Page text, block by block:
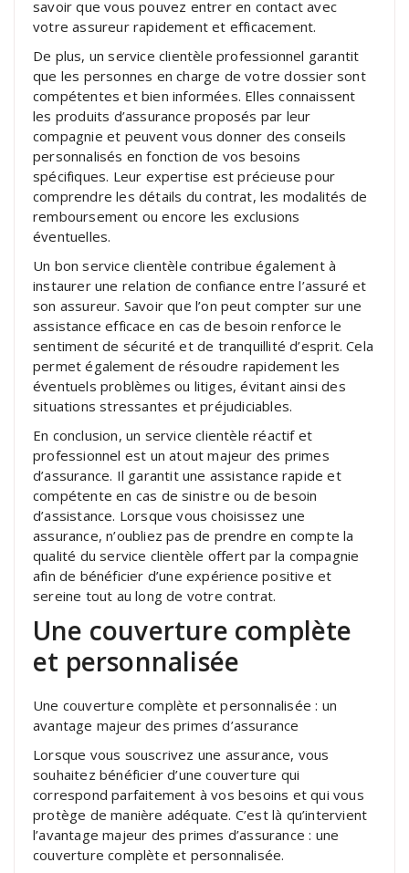
savoir que vous pouvez entrer en contact avec
votre assureur rapidement et efficacement.
De plus, un service clientèle professionnel garantit
que les personnes en charge de votre dossier sont
compétentes et bien informées. Elles connaissent
les produits d’assurance proposés par leur
compagnie et peuvent vous donner des conseils
personnalisés en fonction de vos besoins
spécifiques. Leur expertise est précieuse pour
comprendre les détails du contrat, les modalités de
remboursement ou encore les exclusions
éventuelles.
Un bon service clientèle contribue également à
instaurer une relation de confiance entre l’assuré et
son assureur. Savoir que l’on peut compter sur une
assistance efficace en cas de besoin renforce le
sentiment de sécurité et de tranquillité d’esprit. Cela
permet également de résoudre rapidement les
éventuels problèmes ou litiges, évitant ainsi des
situations stressantes et préjudiciables.
En conclusion, un service clientèle réactif et
professionnel est un atout majeur des primes
d’assurance. Il garantit une assistance rapide et
compétente en cas de sinistre ou de besoin
d’assistance. Lorsque vous choisissez une
assurance, n’oubliez pas de prendre en compte la
qualité du service clientèle offert par la compagnie
afin de bénéficier d’une expérience positive et
sereine tout au long de votre contrat.
Une couverture complète
et personnalisée
Une couverture complète et personnalisée : un
avantage majeur des primes d’assurance
Lorsque vous souscrivez une assurance, vous
souhaitez bénéficier d’une couverture qui
correspond parfaitement à vos besoins et qui vous
protège de manière adéquate. C’est là qu’intervient
l’avantage majeur des primes d’assurance : une
couverture complète et personnalisée.